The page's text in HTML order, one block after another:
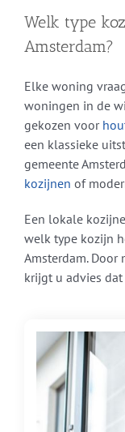
Welk type
Amsterdam?
Elke woning
woningen in de
gekozen voor
een klassieke
gemeente
kozijnen of
Een lokale
welk type kozijn
Amsterdam. Door
krijgt u advies